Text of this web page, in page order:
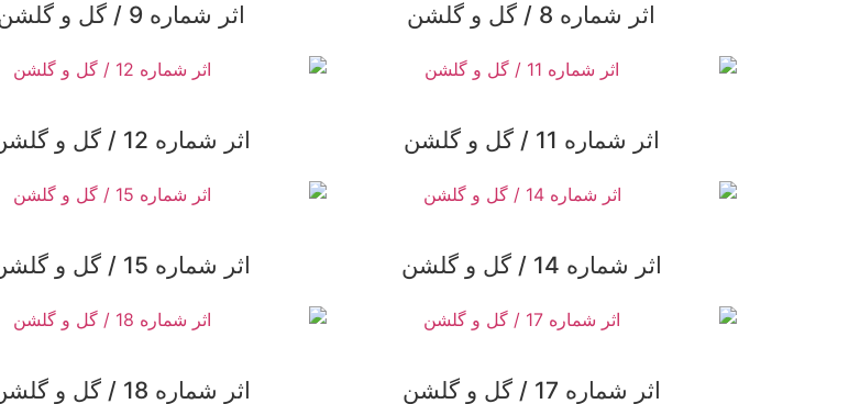
اثر شماره 8 / گل و گلشن اثر شماره 9 / گل و گلشن
اثر شماره 11 / گل و گلشن اثر شماره 12 / گل و گلشن
اثر شماره 14 / گل و گلشن اثر شماره 15 / گل و گلشن
اثر شماره 17 / گل و گلشن اثر شماره 18 / گل و گلشن